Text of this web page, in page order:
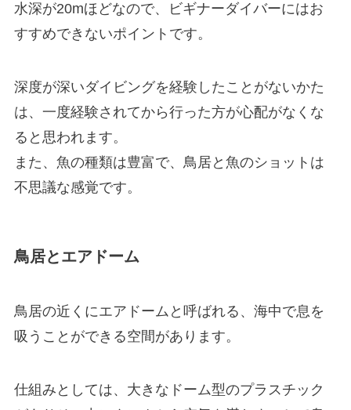
水深が20mほどなので、ビギナーダイバーにはお
すすめできないポイントです。
深度が深いダイビングを経験したことがないかた
は、一度経験されてから行った方が心配がなくな
ると思われます。
また、魚の種類は豊富で、鳥居と魚のショットは
不思議な感覚です。
鳥居とエアドーム
鳥居の近くにエアドームと呼ばれる、海中で息を
吸うことができる空間があります。
仕組みとしては、大きなドーム型のプラスチック